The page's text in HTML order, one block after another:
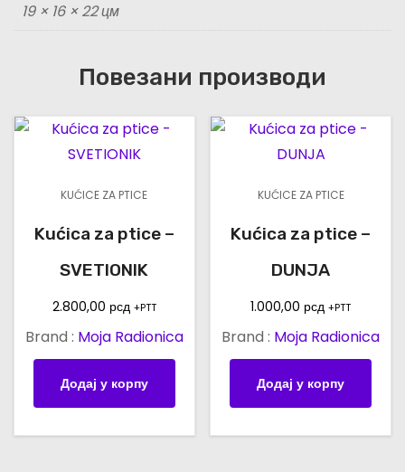
19 × 16 × 22 цм
Повезани производи
KUĆICE ZA PTICE
Kućica za ptice –
SVETIONIK
2.800,00 рсд +PTT
Brand : Moja Radionica
Додај у корпу
KUĆICE ZA PTICE
Kućica za ptice –
DUNJA
1.000,00 рсд +PTT
Brand : Moja Radionica
Додај у корпу